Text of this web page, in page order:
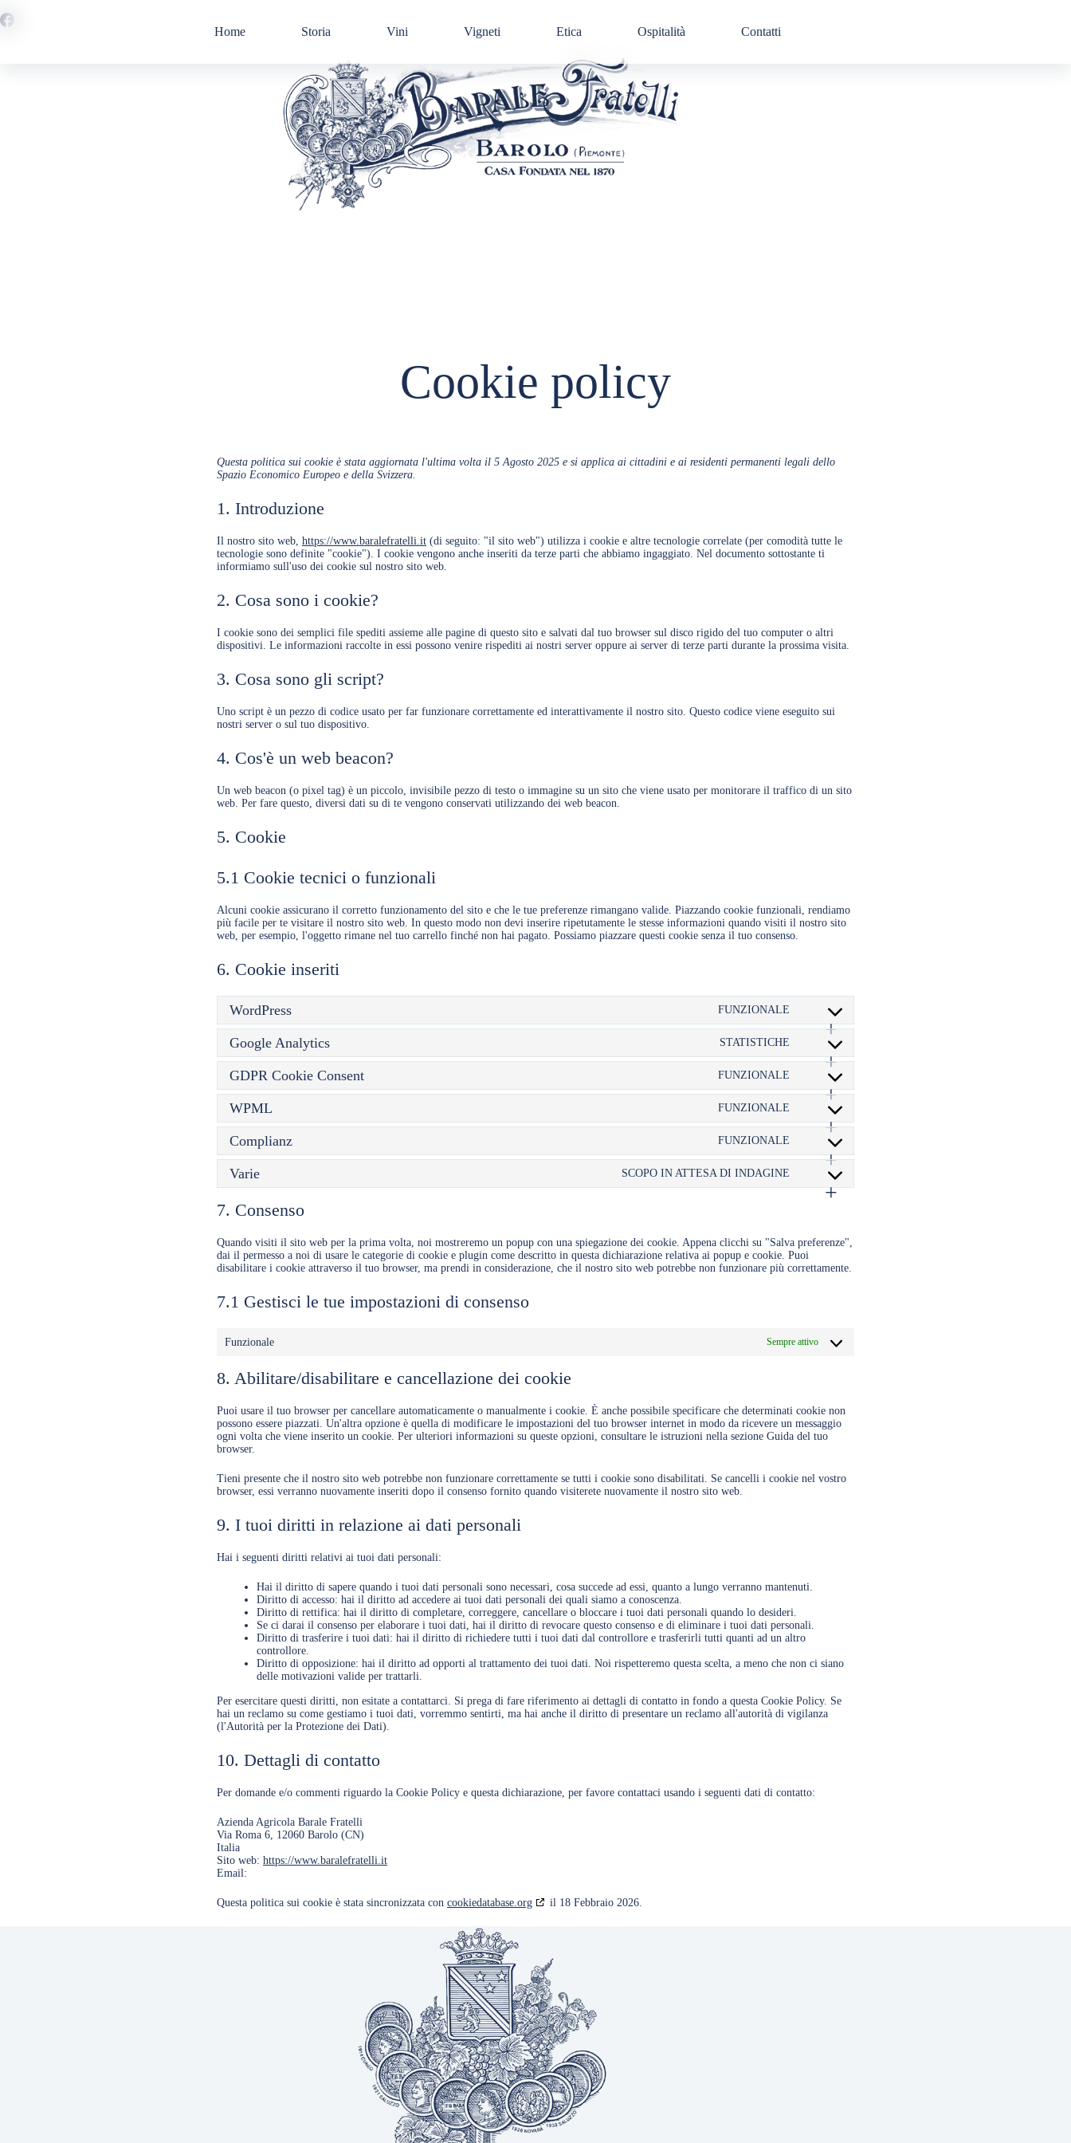
al
Home Storia Vini Vigneti Etica Ospitalità Contatti
Cookie policy
Questa politica sui cookie è stata aggiornata l'ultima volta il 5 Agosto 2025 e si applica ai cittadini e ai residenti permanenti legali dello
Spazio Economico Europeo e della Svizzera.
1. Introduzione
Il nostro sito web, https://www.baralefratelli.it (di seguito: "il sito web") utilizza i cookie e altre tecnologie correlate (per comodità tutte le
tecnologie sono definite "cookie"). I cookie vengono anche inseriti da terze parti che abbiamo ingaggiato. Nel documento sottostante ti
informiamo sull'uso dei cookie sul nostro sito web.
2. Cosa sono i cookie?
I cookie sono dei semplici file spediti assieme alle pagine di questo sito e salvati dal tuo browser sul disco rigido del tuo computer o altri
dispositivi. Le informazioni raccolte in essi possono venire rispediti ai nostri server oppure ai server di terze parti durante la prossima visita.
3. Cosa sono gli script?
Uno script è un pezzo di codice usato per far funzionare correttamente ed interattivamente il nostro sito. Questo codice viene eseguito sui
nostri server o sul tuo dispositivo.
4. Cos'è un web beacon?
Un web beacon (o pixel tag) è un piccolo, invisibile pezzo di testo o immagine su un sito che viene usato per monitorare il traffico di un sito
web. Per fare questo, diversi dati su di te vengono conservati utilizzando dei web beacon.
5. Cookie
5.1 Cookie tecnici o funzionali
Alcuni cookie assicurano il corretto funzionamento del sito e che le tue preferenze rimangano valide. Piazzando cookie funzionali, rendiamo
più facile per te visitare il nostro sito web. In questo modo non devi inserire ripetutamente le stesse informazioni quando visiti il nostro sito
web, per esempio, l'oggetto rimane nel tuo carrello finché non hai pagato. Possiamo piazzare questi cookie senza il tuo consenso.
6. Cookie inseriti
WordPress FUNZIONALE
CONSENT
TO
SERVICE
WORDPRESS
Google Analytics STATISTICHE
CONSENT
TO
SERVICE
GOOGLE-
ANALYTICS
GDPR Cookie Consent FUNZIONALE
CONSENT
TO
SERVICE
GDPR-
COOKIE-
CONSENT
WPML FUNZIONALE
CONSENT
TO
SERVICE
WPML
Complianz FUNZIONALE
CONSENT
TO
SERVICE
COMPLIANZ
Varie SCOPO IN ATTESA DI INDAGINE
CONSENT
TO
7. Consenso
Quando visiti il sito web per la prima volta, noi mostreremo un popup con una spiegazione dei cookie. Appena clicchi su "Salva preferenze",
dai il permesso a noi di usare le categorie di cookie e plugin come descritto in questa dichiarazione relativa ai popup e cookie. Puoi
disabilitare i cookie attraverso il tuo browser, ma prendi in considerazione, che il nostro sito web potrebbe non funzionare più correttamente.
7.1 Gestisci le tue impostazioni di consenso
Funzionale Sempre attivo
8. Abilitare/disabilitare e cancellazione dei cookie
Puoi usare il tuo browser per cancellare automaticamente o manualmente i cookie. È anche possibile specificare che determinati cookie non
possono essere piazzati. Un'altra opzione è quella di modificare le impostazioni del tuo browser internet in modo da ricevere un messaggio
ogni volta che viene inserito un cookie. Per ulteriori informazioni su queste opzioni, consultare le istruzioni nella sezione Guida del tuo
browser.
Tieni presente che il nostro sito web potrebbe non funzionare correttamente se tutti i cookie sono disabilitati. Se cancelli i cookie nel vostro
browser, essi verranno nuovamente inseriti dopo il consenso fornito quando visiterete nuovamente il nostro sito web.
9. I tuoi diritti in relazione ai dati personali
Hai i seguenti diritti relativi ai tuoi dati personali:
Hai il diritto di sapere quando i tuoi dati personali sono necessari, cosa succede ad essi, quanto a lungo verranno mantenuti.
Diritto di accesso: hai il diritto ad accedere ai tuoi dati personali dei quali siamo a conoscenza.
Diritto di rettifica: hai il diritto di completare, correggere, cancellare o bloccare i tuoi dati personali quando lo desideri.
Se ci darai il consenso per elaborare i tuoi dati, hai il diritto di revocare questo consenso e di eliminare i tuoi dati personali.
Diritto di trasferire i tuoi dati: hai il diritto di richiedere tutti i tuoi dati dal controllore e trasferirli tutti quanti ad un altro
controllore.
Diritto di opposizione: hai il diritto ad opporti al trattamento dei tuoi dati. Noi rispetteremo questa scelta, a meno che non ci siano
delle motivazioni valide per trattarli.
Per esercitare questi diritti, non esitate a contattarci. Si prega di fare riferimento ai dettagli di contatto in fondo a questa Cookie Policy. Se
hai un reclamo su come gestiamo i tuoi dati, vorremmo sentirti, ma hai anche il diritto di presentare un reclamo all'autorità di vigilanza
(l'Autorità per la Protezione dei Dati).
10. Dettagli di contatto
Per domande e/o commenti riguardo la Cookie Policy e questa dichiarazione, per favore contattaci usando i seguenti dati di contatto:
Azienda Agricola Barale Fratelli
Via Roma 6, 12060 Barolo (CN)
Italia
Sito web: https://www.baralefratelli.it
Email:
Questa politica sui cookie è stata sincronizzata con cookiedatabase.org il 18 Febbraio 2026.